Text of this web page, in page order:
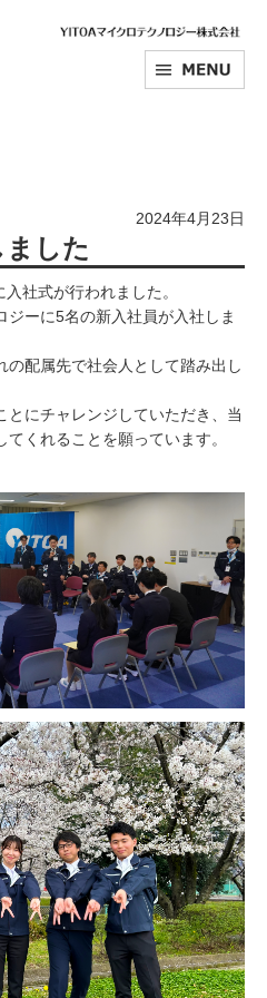
2024年4月23日
した
社式が行われました。
ーに5名の新入社員が入社しま
の配属先で社会人として踏み出し
とにチャレンジしていただき、当
くれることを願っています。